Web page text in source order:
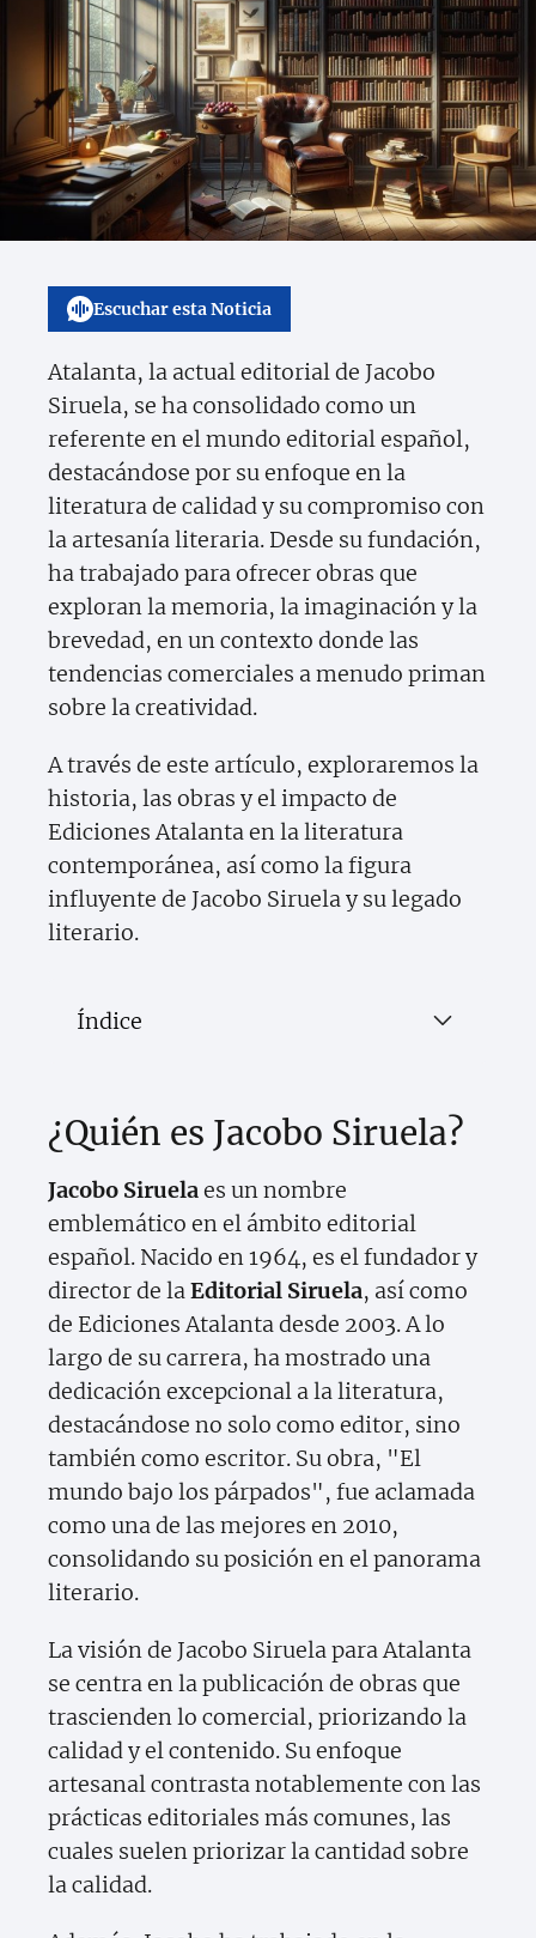
Escuchar esta Noticia
Atalanta, la actual editorial de Jacobo
Siruela, se ha consolidado como un
referente en el mundo editorial español,
destacándose por su enfoque en la
literatura de calidad y su compromiso con
la artesanía literaria. Desde su fundación,
ha trabajado para ofrecer obras que
exploran la memoria, la imaginación y la
brevedad, en un contexto donde las
tendencias comerciales a menudo priman
sobre la creatividad.
A través de este artículo, exploraremos la
historia, las obras y el impacto de
Ediciones Atalanta en la literatura
contemporánea, así como la figura
influyente de Jacobo Siruela y su legado
literario.
Índice
¿Quién es Jacobo Siruela?
Jacobo Siruelaes un nombre
emblemático en el ámbito editorial
español. Nacido en 1964, es el fundador y
director de laEditorial Siruela, así como
de Ediciones Atalanta desde 2003. A lo
largo de su carrera, ha mostrado una
dedicación excepcional a la literatura,
destacándose no solo como editor, sino
también como escritor. Su obra, "El
mundo bajo los párpados", fue aclamada
como una de las mejores en 2010,
consolidando su posición en el panorama
literario.
La visión de Jacobo Siruela para Atalanta
se centra en la publicación de obras que
trascienden lo comercial, priorizando la
calidad y el contenido. Su enfoque
artesanal contrasta notablemente con las
prácticas editoriales más comunes, las
cuales suelen priorizar la cantidad sobre
la calidad.